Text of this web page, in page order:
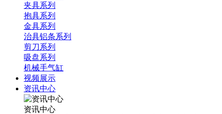
夹具系列
抱具系列
金具系列
治具铝条系列
剪刀系列
吸盘系列
机械手气缸
视频展示
资讯中心
资讯中心